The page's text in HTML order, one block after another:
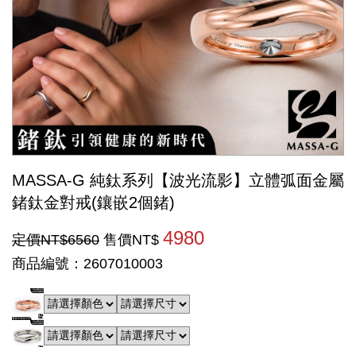
MASSA-G 純鈦系列【波光流影】立體弧面金屬
鍺鈦金對戒(鑲嵌2個鍺)
定價NT$6560 售價NT$ 4980
商品編號：2607010003